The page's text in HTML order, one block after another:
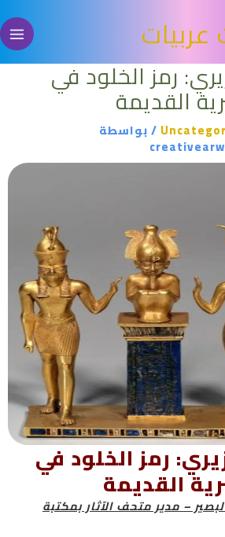
رمز الخلود في
القديمة
/ بواسطة
رمز الخلود في
القديمة
– مدير متحف الآثار بمكتبة